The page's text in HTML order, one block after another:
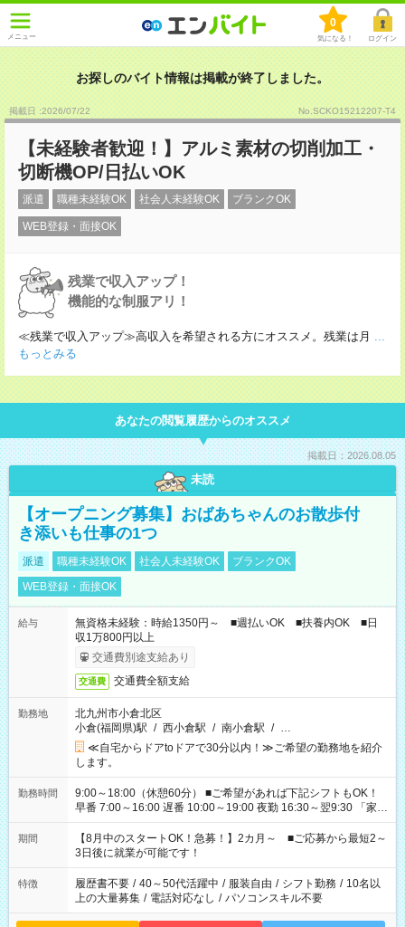
メニュー
0
気になる！ ログイン
お探しのバイト情報は掲載が終了しました。
掲載日 :2026/07/22 No.SCKO15212207-T4
【未経験者歓迎！】アルミ素材の切削加工・
切断機OP/日払いOK
派遣 職種未経験OK 社会人未経験OK ブランクOK
WEB登録・面接OK
残業で収入アップ！
機能的な制服アリ！
≪残業で収入アップ≫高収入を希望される方にオススメ。残業は月 ...
もっとみる
あなたの閲覧履歴からのオススメ
掲載日：2026.08.05
未読
【オープニング募集】おばあちゃんのお散歩付
き添いも仕事の1つ
派遣 職種未経験OK 社会人未経験OK
ブランクOK
WEB登録・面接OK
給与
無資格未経験：時給1350円～ ■週払いOK ■扶養内OK ■日
収1万800円以上
交通費別途支給あり
交通費 交通費全額支給
勤務地
北九州市小倉北区
小倉(福岡県)駅 / 西小倉駅 / 南小倉駅 / …
≪自宅からドアtoドアで30分以内！≫ご希望の勤務地を紹介
します。
勤務時間
9:00～18:00（休憩60分） ■ご希望があれば下記シフトもOK！
早番 7:00～16:00 遅番 10:00～19:00 夜勤 16:30～翌9:30 「家族
と休みを合わせたい」 「余裕を持って夕飯の準備がしたい」
「できれば残業はしたくない」 など、ご希望を教えてください
ね。 ※Wワーク希望の方へ 今ご覧のお仕事で希望する勤務時間
と、もう1つのお仕事の勤務時間。 合計で週40時間を超える場
合は応募できません。
期間
【8月中のスタートOK！急募！】2カ月～ ■ご応募から最短2～
3日後に就業が可能です！
特徴 履歴書不要 / 40～50代活躍中 / 服装自由 / シフト勤務 / 10名以
上の大量募集 / 電話対応なし / パソコンスキル不要